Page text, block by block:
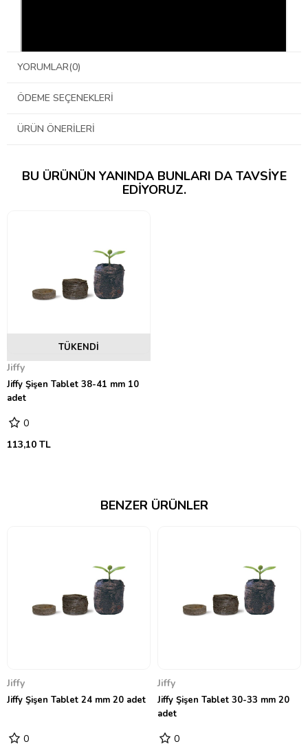
YORUMLAR(0)
ÖDEME SEÇENEKLERI
ÜRÜN ÖNERILERI
BU ÜRÜNÜN YANINDA BUNLARI DA TAVSIYE
EDIYORUZ.
TÜKENDI
Jiffy
Jiffy Şişen Tablet 38-41 mm 10
adet
0
113,10 TL
BENZER ÜRÜNLER
Jiffy
Jiffy Şişen Tablet 24 mm 20 adet
0
Jiffy
Jiffy Şişen Tablet 30-33 mm 20
adet
0